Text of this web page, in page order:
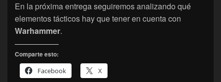
En la próxima entrega seguiremos analizando qué
elementos tácticos hay que tener en cuenta con
Warhammer.
Comparte esto:
Facebook
X